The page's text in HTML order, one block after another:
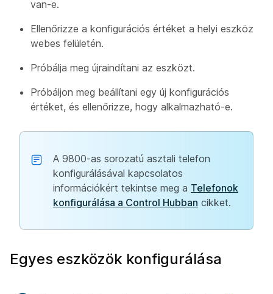
van-e.
Ellenőrizze a konfigurációs értéket a helyi eszköz
webes felületén.
Próbálja meg újraindítani az eszközt.
Próbáljon meg beállítani egy új konfigurációs
értéket, és ellenőrizze, hogy alkalmazható-e.
A 9800-as sorozatú asztali telefon
konfigurálásával kapcsolatos
információkért tekintse meg a Telefonok
konfigurálása a Control Hubban cikket.
Egyes eszközök konfigurálása